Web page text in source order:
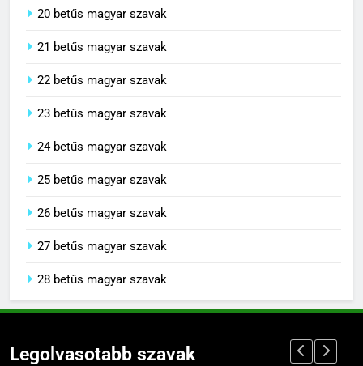
20 betűs magyar szavak
21 betűs magyar szavak
22 betűs magyar szavak
23 betűs magyar szavak
24 betűs magyar szavak
25 betűs magyar szavak
26 betűs magyar szavak
27 betűs magyar szavak
28 betűs magyar szavak
Legolvasotabb szavak